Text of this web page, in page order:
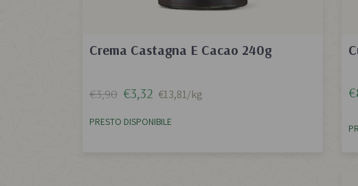
Crema Castagna E Cacao 240g
€3,90 €3,32 €13,81/kg
PRESTO DISPONIBILE